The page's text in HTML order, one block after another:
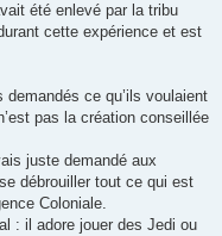
été enlevé par la tribu
cette expérience et est
ce qu’ils voulaient
pas la création conseillée
juste demandé aux
débrouiller tout ce qui est
Coloniale.
: il adore jouer des Jedi ou